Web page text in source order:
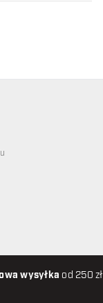
wysyłka od 250
klienta niedostępna